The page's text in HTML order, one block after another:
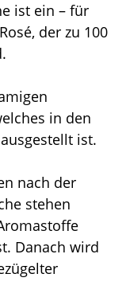
ist ein – für
der zu 100
in den
ist.
nach der
stehen
Danach wird